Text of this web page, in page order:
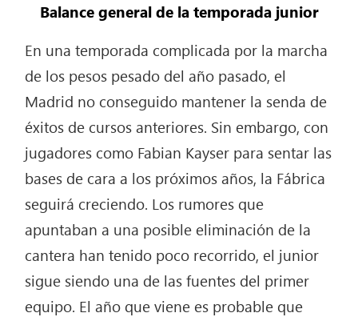
Balance general de la temporada junior
En una temporada complicada por la marcha
de los pesos pesado del año pasado, el
Madrid no conseguido mantener la senda de
éxitos de cursos anteriores. Sin embargo, con
jugadores como Fabian Kayser para sentar las
bases de cara a los próximos años, la Fábrica
seguirá creciendo. Los rumores que
apuntaban a una posible eliminación de la
cantera han tenido poco recorrido, el junior
sigue siendo una de las fuentes del primer
equipo. El año que viene es probable que